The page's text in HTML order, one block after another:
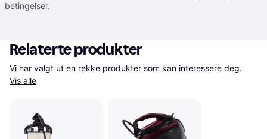
betingelser.
Relaterte produkter
Vis alle